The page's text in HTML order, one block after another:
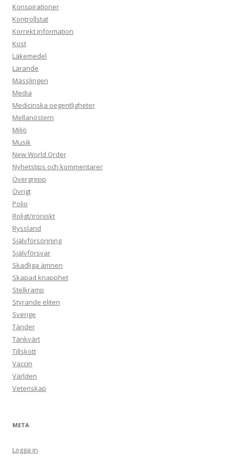
Konspirationer
Kontrollstat
Korrekt information
Kost
Läkemedel
Lärande
Mässlingen
Media
Medicinska oegentligheter
Mellanöstern
Miljö
Musik
New World Order
Nyhetstips och kommentarer
Övergrepp
Övrigt
Polio
Roligt/ironiskt
Ryssland
Självförsörjning
Självförsvar
Skadliga ämnen
Skapad knapphet
Stelkramp
Styrande eliten
Sverige
Tänder
Tänkvärt
Tillskott
Vaccin
Världen
Vetenskap
META
Logga in